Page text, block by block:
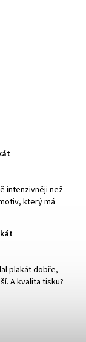
intenzivněji než
který má
plakát dobře,
A kvalita tisku?